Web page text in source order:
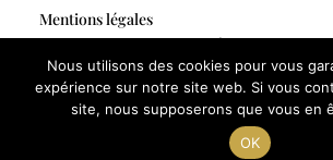
Mentions légales
Politique de confidentialité
CGV
© artmajic-creations.fr2025 | Tous
Réalisation byOdace France
Nous utilisons des cookies pour vous
expérience sur notre site web. Si vous
site, nous supposerons que vous en
OK